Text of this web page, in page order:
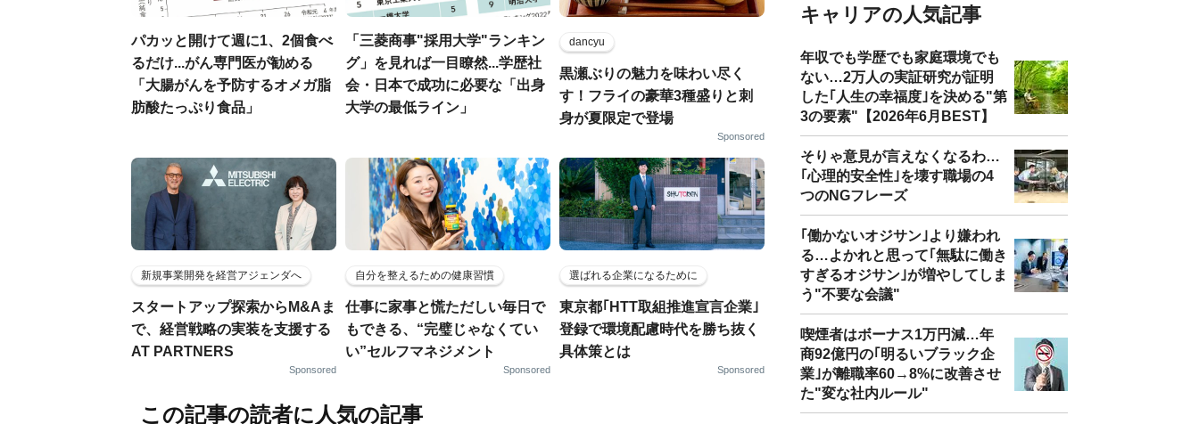
パカッと開けて週に1、2個食べ
るだけ...がん専門医が勧める
「大腸がんを予防するオメガ脂
肪酸たっぷり食品」
「三菱商事"採用大学"ランキン
グ」を見れば一目瞭然...学歴社
会・日本で成功に必要な「出身
大学の最低ライン」
dancyu
黒瀬ぶりの魅力を味わい尽く
す！フライの豪華3種盛りと刺
身が夏限定で登場
Sponsored
新規事業開発を経営アジェンダへ
スタートアップ探索からM&Aま
で、経営戦略の実装を支援する
AT PARTNERS
Sponsored
自分を整えるための健康習慣
仕事に家事と慌ただしい毎日で
もできる、“完璧じゃなくてい
い”セルフマネジメント
Sponsored
選ばれる企業になるために
東京都｢HTT取組推進宣言企業｣
登録で環境配慮時代を勝ち抜く
具体策とは
Sponsored
この記事の読者に人気の記事
キャリアの人気記事
年収でも学歴でも家庭環境でも
ない…2万人の実証研究が証明
した｢人生の幸福度｣を決める"第
3の要素"【2026年6月BEST】
そりゃ意見が言えなくなるわ…
｢心理的安全性｣を壊す職場の4
つのNGフレーズ
｢働かないオジサン｣より嫌われ
る…よかれと思って｢無駄に働き
すぎるオジサン｣が増やしてしま
う"不要な会議"
喫煙者はボーナス1万円減…年
商92億円の｢明るいブラック企
業｣が離職率60→8%に改善させ
た"変な社内ルール"